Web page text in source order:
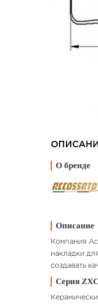
О бренде
Описание
Компания
накладки
создавать
Серия